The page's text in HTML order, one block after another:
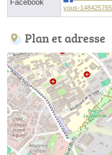
Facebook
vous-
Plan et adresse